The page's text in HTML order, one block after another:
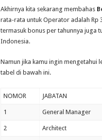
Akhirnya kita sekarang membahas
rata-rata untuk Operator adalah Rp
termasuk bonus per tahunnya juga
Indonesia.
Namun jika kamu ingin mengetahui
tabel di bawah ini.
NOMOR JABATAN
1 General Manager
2 Architect